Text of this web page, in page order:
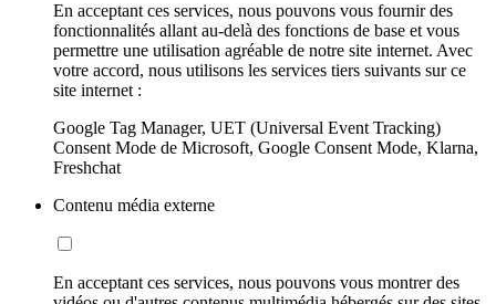
En acceptant ces services, nous pouvons vous fournir des
fonctionnalités allant au-delà des fonctions de base et vous
permettre une utilisation agréable de notre site internet. Avec
votre accord, nous utilisons les services tiers suivants sur ce
site internet :
Google Tag Manager, UET (Universal Event Tracking)
Consent Mode de Microsoft, Google Consent Mode, Klarna,
Freshchat
Contenu média externe
En acceptant ces services, nous pouvons vous montrer des